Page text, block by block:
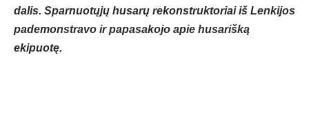
dalis. Sparnuotųjų husarų rekonstruktoriai iš Lenkijos
pademonstravo ir papasakojo apie husarišką
ekipuotę.